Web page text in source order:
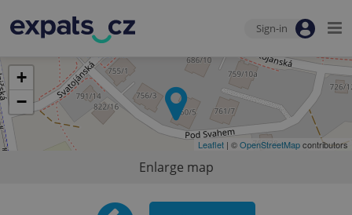
Sign-in
+
−
Leaflet | ©OpenStreetMapcontributors
Enlarge map